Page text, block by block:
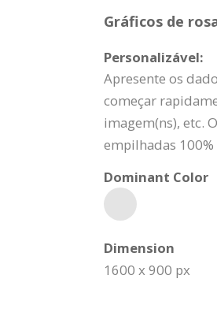
Gráficos de
Personalizável:
Apresente os
começar
imagem(ns), etc.
empilhadas
Dominant Color
Dimension
1600 x 900 px